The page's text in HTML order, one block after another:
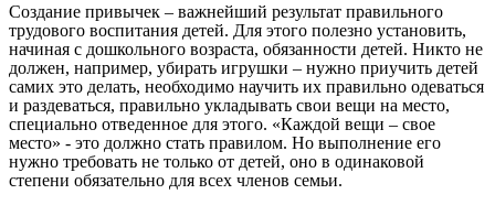
Создание привычек – важнейший результат правильного
трудового воспитания детей. Для этого полезно установить,
начиная с дошкольного возраста, обязанности детей. Никто не
должен, например, убирать игрушки – нужно приучить детей
самих это делать, необходимо научить их правильно одеваться
и раздеваться, правильно укладывать свои вещи на место,
специально отведенное для этого. «Каждой вещи – свое
место» - это должно стать правилом. Но выполнение его
нужно требовать не только от детей, оно в одинаковой
степени обязательно для всех членов семьи.